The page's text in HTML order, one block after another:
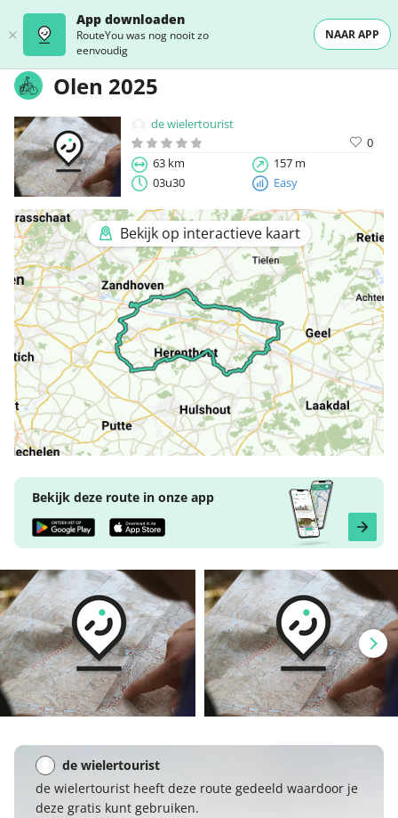
App downloaden
RouteYou was nog nooit zo
eenvoudig
NAAR APP
Olen 2025
de wielertourist
0
63 km
157 m
03u30
Easy
Bekijk op interactieve kaart
Bekijk deze route in onze app
de wielertourist
de wielertourist heeft deze route gedeeld waardoor je
deze gratis kunt gebruiken.